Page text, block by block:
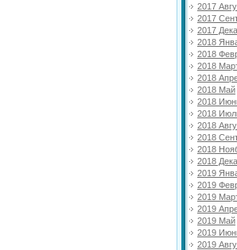
2017
2017
2017
2018
2018
2018
2018
2018 Май
2018
2018
2018
2018
2018
2018
2019
2019
2019
2019
2019 Май
2019
2019